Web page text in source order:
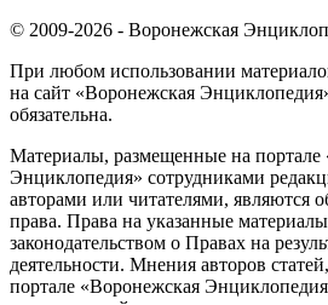
© 2009-2026 - Воронежская
При любом использовании
на сайт «Воронежская
обязательна.
Материалы, размещенные на портале
Энциклопедия» сотрудниками
авторами или читателями, являются
права. Права на указанные
законодательством о Правах на
деятельности. Мнения авторов
портале «Воронежская